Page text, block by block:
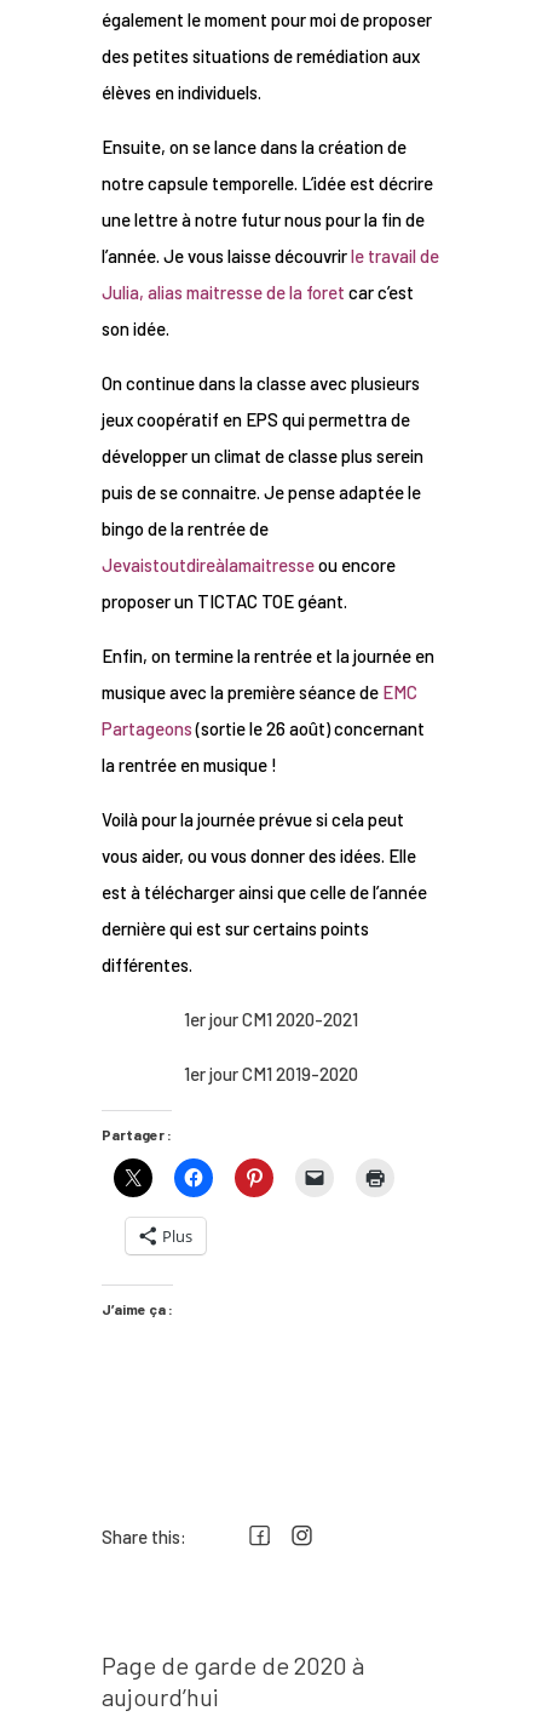
également le moment pour moi de proposer
des petites situations de remédiation aux
élèves en individuels.
Ensuite, on se lance dans la création de
notre capsule temporelle. L’idée est décrire
une lettre à notre futur nous pour la fin de
l’année. Je vous laisse découvrirle travail de
Julia, alias maitresse de la foret car c’est
son idée.
On continue dans la classe avec plusieurs
jeux coopératif en EPS qui permettra de
développer un climat de classe plus serein
puis de se connaitre. Je pense adaptée le
bingo de la rentrée de
Jevaistoutdireàlamaitresseou encore
proposer un TICTAC TOE géant.
Enfin, on termine la rentrée et la journée en
musique avec la première séance de EMC
Partageons(sortie le 26 août) concernant
la rentrée en musique !
Voilà pour la journée prévue si cela peut
vous aider, ou vous donner des idées. Elle
est à télécharger ainsi que celle de l’année
dernière qui est sur certains points
différentes.
1er jour CM1 2020-2021
1er jour CM1 2019-2020
Partager :
Plus
J’aime ça :
Share this:
de
l’article
Page de garde de 2020 à
aujourd’hui